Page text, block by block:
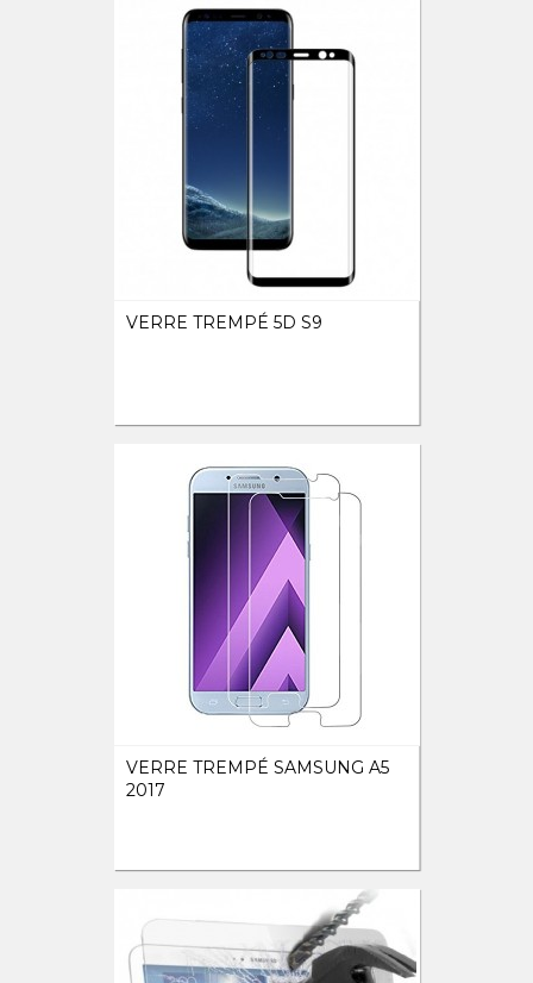
VERRE TREMPÉ 5D S9
VERRE TREMPÉ SAMSUNG A5
2017